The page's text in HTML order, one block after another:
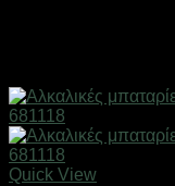
Quick View